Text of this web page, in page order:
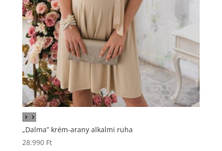
„Dalma” krém-arany alkalmi ruha
28.990 Ft